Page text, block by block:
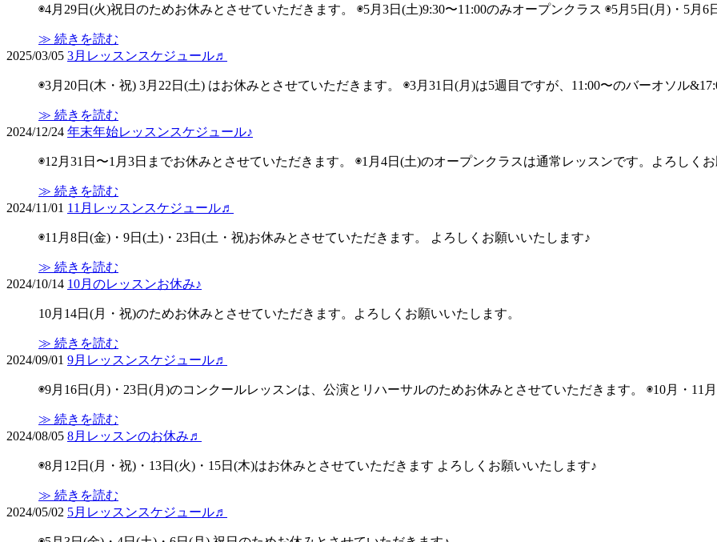
◉4月29日(火)祝日のためお休みとさせていただきます。 ◉5月3日(土)9:30〜11:00のみオープンクラス ◉5月5日(月)・5月6
≫ 続きを読む
2025/03/05 3月レッスンスケジュール♬
◉3月20日(木・祝) 3月22日(土) はお休みとさせていただきます。 ◉3月31日(月)は5週目ですが、11:00〜のバーオソル
≫ 続きを読む
2024/12/24 年末年始レッスンスケジュール♪
◉12月31日〜1月3日までお休みとさせていただきます。 ◉1月4日(土)のオープンクラスは通常レッスンです。よろしく
≫ 続きを読む
2024/11/01 11月レッスンスケジュール♬
◉11月8日(金)・9日(土)・23日(土・祝)お休みとさせていただきます。 よろしくお願いいたします♪
≫ 続きを読む
2024/10/14 10月のレッスンお休み♪
10月14日(月・祝)のためお休みとさせていただきます。よろしくお願いいたします。
≫ 続きを読む
2024/09/01 9月レッスンスケジュール♬
◉9月16日(月)・23日(月)のコンクールレッスンは、公演とリハーサルのためお休みとさせていただきます。 ◉10月・
≫ 続きを読む
2024/08/05 8月レッスンのお休み♬
◉8月12日(月・祝)・13日(火)・15日(木)はお休みとさせていただきます よろしくお願いいたします♪
≫ 続きを読む
2024/05/02 5月レッスンスケジュール♬